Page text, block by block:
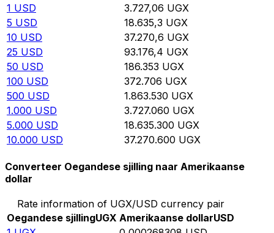
1 USD 3.727,06 UGX
5 USD 18.635,3 UGX
10 USD 37.270,6 UGX
25 USD 93.176,4 UGX
50 USD 186.353 UGX
100 USD 372.706 UGX
500 USD 1.863.530 UGX
1.000 USD 3.727.060 UGX
5.000 USD 18.635.300 UGX
10.000 USD 37.270.600 UGX
Converteer Oegandese sjilling naar Amerikaanse
dollar
Rate information of UGX/USD currency pair
Oegandese sjillingUGX Amerikaanse dollarUSD